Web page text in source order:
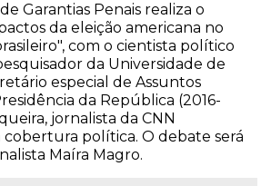
Garantias Penais realiza o
da eleição americana no
com o cientista político
da Universidade de
especial de Assuntos
da República (2016-
jornalista da CNN
cobertura política. O debate será
Maíra Magro.